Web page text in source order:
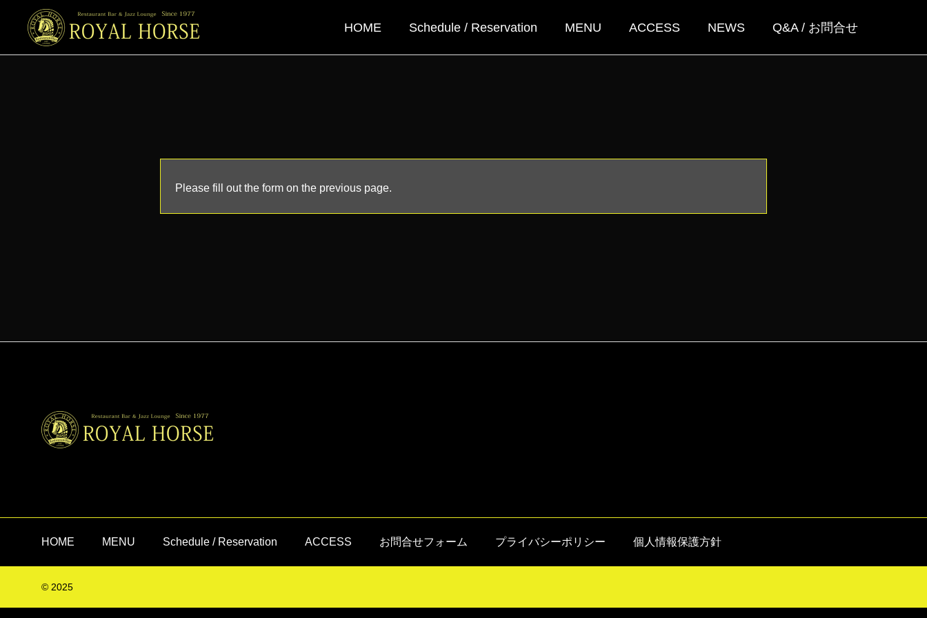
HOME Schedule / Reservation MENU ACCESS NEWS Q&A / お問合せ
Please fill out the form on the previous page.
HOME MENU Schedule / Reservation ACCESS お問合せフォーム プライバシーポリシー 個人情報保護方針
© 2025